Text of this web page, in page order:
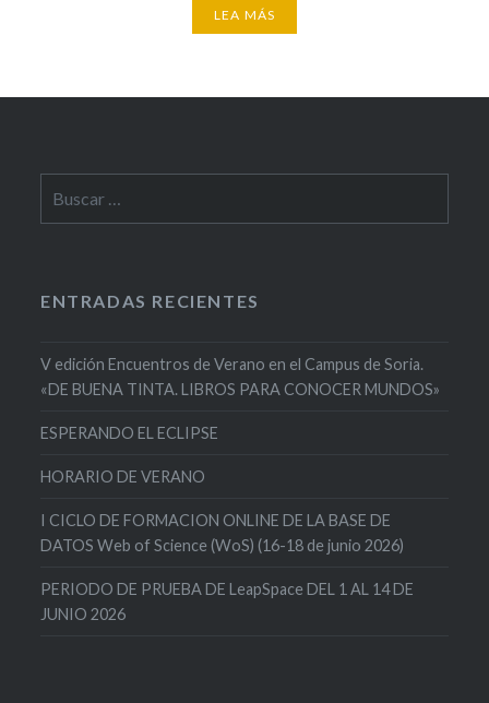
LEA MÁS
ENTRADAS RECIENTES
V edición Encuentros de Verano en el Campus de Soria.
«DE BUENA TINTA. LIBROS PARA CONOCER MUNDOS»
ESPERANDO EL ECLIPSE
HORARIO DE VERANO
I CICLO DE FORMACION ONLINE DE LA BASE DE
DATOS Web of Science (WoS) (16-18 de junio 2026)
PERIODO DE PRUEBA DE LeapSpace DEL 1 AL 14 DE
JUNIO 2026